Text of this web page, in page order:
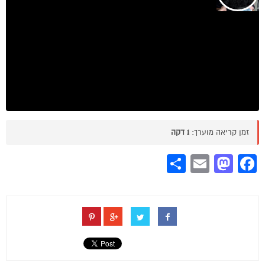
זמן קריאה מוערך: 1 דקה
Facebook
Mastodon
Email